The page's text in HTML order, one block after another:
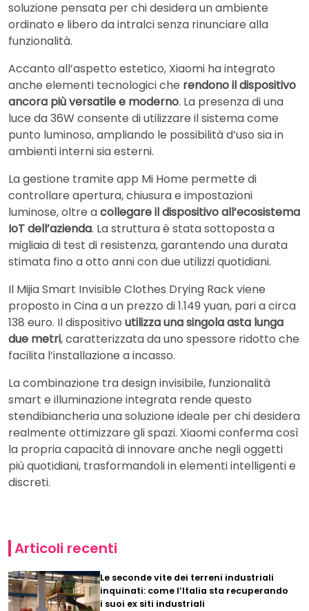
soluzione pensata per chi desidera un ambiente
ordinato e libero da intralci senza rinunciare alla
funzionalità.
Accanto all’aspetto estetico, Xiaomi ha integrato
anche elementi tecnologici che rendono il dispositivo
ancora più versatile e moderno. La presenza di una
luce da 36W consente di utilizzare il sistema come
punto luminoso, ampliando le possibilità d’uso sia in
ambienti interni sia esterni.
La gestione tramite app Mi Home permette di
controllare apertura, chiusura e impostazioni
luminose, oltre acollegare il dispositivo all’ecosistema
IoT dell’azienda. La struttura è stata sottoposta a
migliaia di test di resistenza, garantendo una durata
stimata fino a otto anni con due utilizzi quotidiani.
Il Mijia Smart Invisible Clothes Drying Rack viene
proposto in Cina a un prezzo di 1.149 yuan, pari a circa
138 euro. Il dispositivo utilizza una singola asta lunga
due metri, caratterizzata da uno spessore ridotto che
facilita l’installazione a incasso.
La combinazione tra design invisibile, funzionalità
smart e illuminazione integrata rende questo
stendibiancheria una soluzione ideale per chi desidera
realmente ottimizzare gli spazi. Xiaomi conferma così
la propria capacità di innovare anche negli oggetti
più quotidiani, trasformandoli in elementi intelligenti e
discreti.
Articoli recenti
Le seconde vite dei terreni industriali
inquinati: come l’Italia sta recuperando
i suoi ex siti industriali